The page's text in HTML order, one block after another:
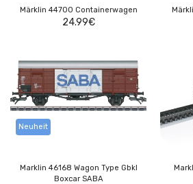
Märklin 44700 Containerwagen
24.99€
Neuheit
Marklin 46168 Wagon Type Gbkl
Boxcar SABA